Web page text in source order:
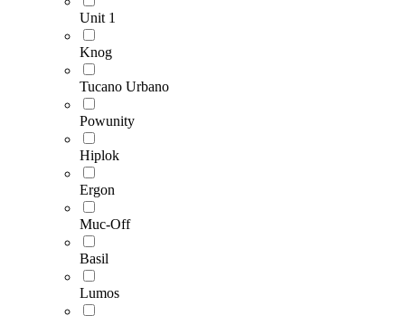
Unit 1
Knog
Tucano Urbano
Powunity
Hiplok
Ergon
Muc-Off
Basil
Lumos